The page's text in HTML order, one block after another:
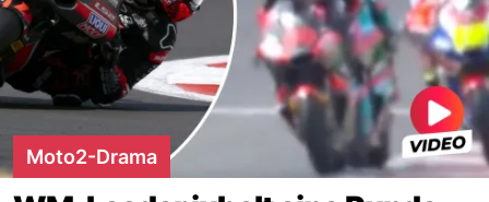
Moto2-Drama